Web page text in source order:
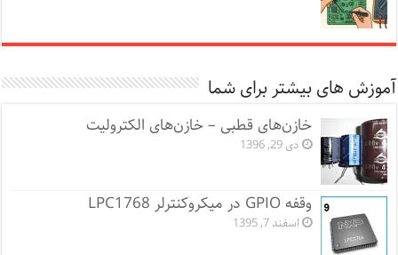
آموزش های بیشتر برای شما
خازن‌های قطبی – خازن‌های الکترولیت
دی 29, 1396
وقفه GPIO در میکروکنترلر LPC1768
اسفند 7, 1395